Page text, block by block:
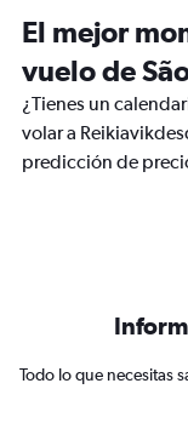
El mejor
vuelo de
¿Tienes un
volar a
predicción de
Todo lo que necesitas